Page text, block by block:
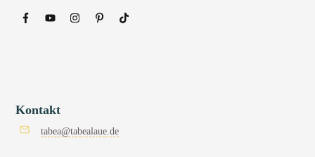
Kontakt
tabea@tabealaue.de